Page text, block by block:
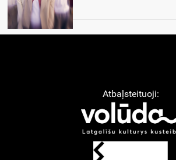
Atbaļsteituoji: